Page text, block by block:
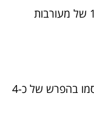
קרוב ל-40,000 מצטרפים בשבוע, 136% של מעורבות
קרוב ל-20,000 שיתופים לפוסטים שפורסמו בהפרש של כ-4